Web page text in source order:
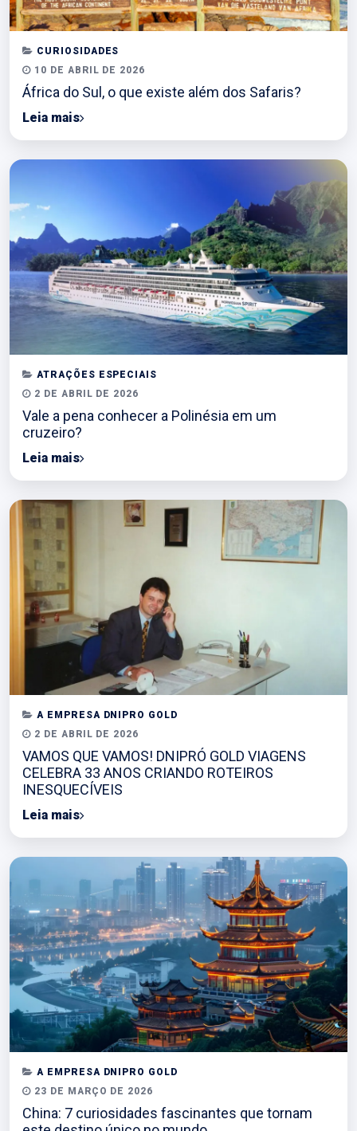
CURIOSIDADES
10 DE ABRIL DE 2026
África do Sul, o que existe além dos Safaris?
Leia mais
ATRAÇÕES ESPECIAIS
2 DE ABRIL DE 2026
Vale a pena conhecer a Polinésia em um
cruzeiro?
Leia mais
A EMPRESA DNIPRO GOLD
2 DE ABRIL DE 2026
VAMOS QUE VAMOS! DNIPRÓ GOLD VIAGENS
CELEBRA 33 ANOS CRIANDO ROTEIROS
INESQUECÍVEIS
Leia mais
A EMPRESA DNIPRO GOLD
23 DE MARÇO DE 2026
China: 7 curiosidades fascinantes que tornam